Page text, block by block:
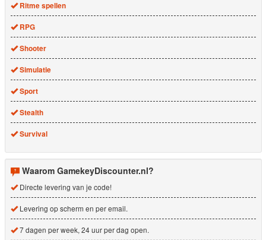
Ritme spellen
RPG
Shooter
Simulatie
Sport
Stealth
Survival
Waarom GamekeyDiscounter.nl?
Directe levering van je code!
Levering op scherm en per email.
7 dagen per week, 24 uur per dag open.